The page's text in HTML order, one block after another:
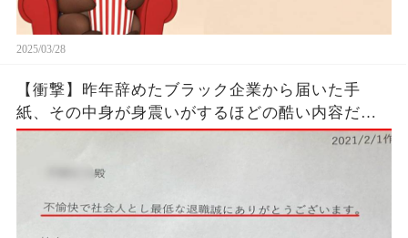
2025/03/28
【衝撃】昨年辞めたブラック企業から届いた手
紙、その中身が身震いがするほどの酷い内容だっ
た…...